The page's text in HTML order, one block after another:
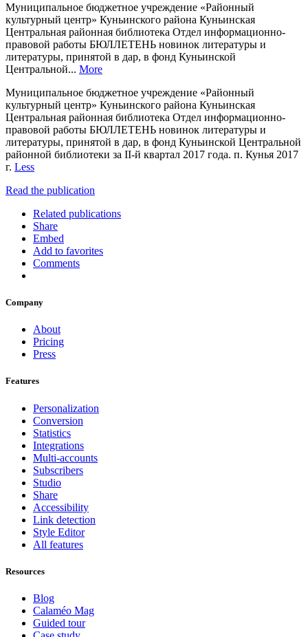
Муниципальное бюджетное учреждение «Районный
культурный центр» Куньинского района Куньинская
Центральная районная библиотека Отдел информационно-
правовой работы БЮЛЛЕТЕНЬ новинок литературы и
литературы, принятой в дар, в фонд Куньинской
Центральной... More
Муниципальное бюджетное учреждение «Районный
культурный центр» Куньинского района Куньинская
Центральная районная библиотека Отдел информационно-
правовой работы БЮЛЛЕТЕНЬ новинок литературы и
литературы, принятой в дар, в фонд Куньинской Центральной
районной библиотеки за II-й квартал 2017 года. п. Кунья 2017
г. Less
Read the publication
Related publications
Share
Embed
Add to favorites
Comments
Company
About
Pricing
Press
Features
Personalization
Conversion
Statistics
Integrations
Multi-accounts
Subscribers
Studio
Share
Accessibility
Link detection
Style Editor
All features
Resources
Blog
Calaméo Mag
Guided tour